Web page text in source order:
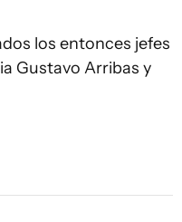
los entonces jefes
Gustavo Arribas y